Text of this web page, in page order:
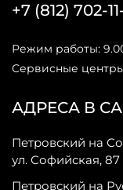
АДРЕСА В
Петровский на
ул. Софийская, 87
Петровский на
+7 (812) 702-11-
Режим работы:
Сервисные